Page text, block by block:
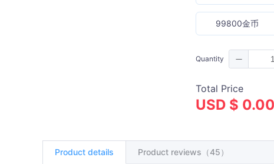
99800金币
Quantity
Total Price
USD $ 0.00
Product details Product reviews（45）